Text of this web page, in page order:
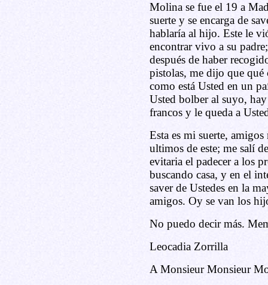
Molina se fue el 19 a
suerte y se encarga de
hablaría al hijo. Este le
encontrar vivo a su
después de haber
pistolas, me dijo que qué
como está Usted en un
Usted bolber al suyo,
francos y le queda a
Esta es mi suerte, amigos
ultimos de este; me salí
evitaria el padecer a los
buscando casa, y en el
saver de Ustedes en la
amigos. Oy se van los
No puedo decir más.
Leocadia Zorrilla
A Monsieur Monsieur